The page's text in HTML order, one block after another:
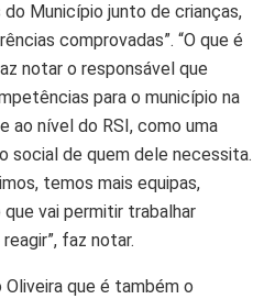
Município junto de crianças,
comprovadas”. “O que é
notar o responsável que
para o município na
ao nível do RSI, como uma
social de quem dele necessita.
temos mais equipas,
vai permitir trabalhar
faz notar.
que é também o